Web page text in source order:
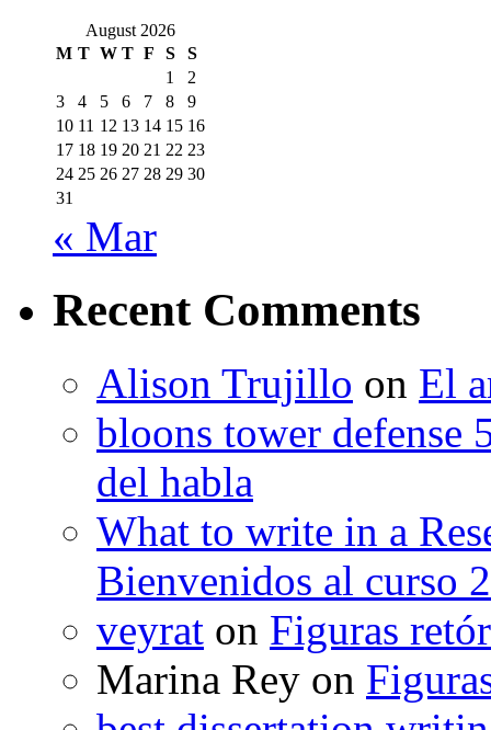
August 2026
M T W T F S
S
1
2
3
4 5 6 7 8
9
10 11 12 13 14 15 16
17 18 19 20 21 22 23
24 25 26 27 28 29 30
31
« Mar
Recent Comments
Alison Trujillo on El
bloons tower defense
del habla
What to write in a
Bienvenidos al curso
veyrat on Figuras
Marina Rey on